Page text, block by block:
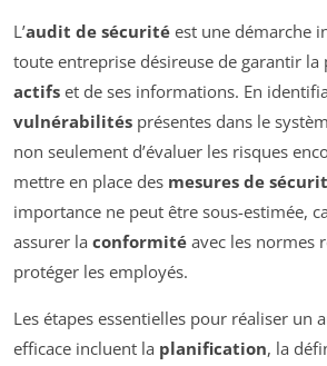
L’audit de sécurité est une démarche
toute entreprise désireuse de garantir la
actifs et de ses informations. En
vulnérabilités présentes dans le
non seulement d’évaluer les risques
mettre en place des mesures de
importance ne peut être sous-estimée,
assurer la conformité avec les normes
protéger les employés.
Les étapes essentielles pour réaliser un
efficace incluent la planification, la